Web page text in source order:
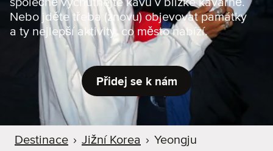
u
společně vychutnejte kávu v blízké kavárně.
Nebo jděte třeba (znovu) objevovat památky
a ty nejlepší aktivity, co město nabízí.
Přidej se k nám
Destinace › Jižní Korea › Yeongju